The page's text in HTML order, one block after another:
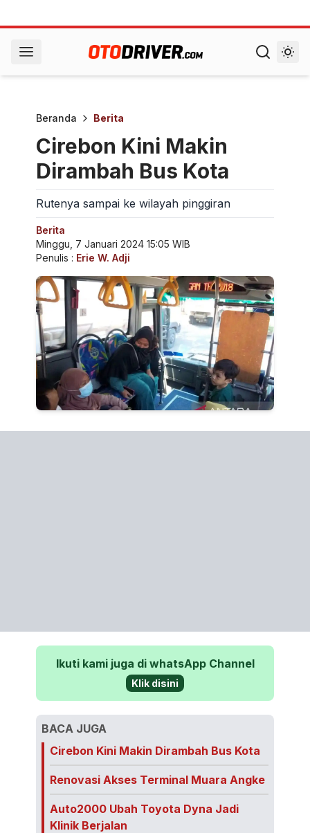
Beranda Berita
Cirebon Kini Makin
Dirambah Bus Kota
Rutenya sampai ke wilayah pinggiran
Berita
Minggu, 7 Januari 2024 15:05 WIB
Penulis : Erie W. Adji
Ikuti kami juga di whatsApp Channel
Klik disini
BACA JUGA
Cirebon Kini Makin Dirambah Bus Kota
Renovasi Akses Terminal Muara Angke
Auto2000 Ubah Toyota Dyna Jadi
Klinik Berjalan